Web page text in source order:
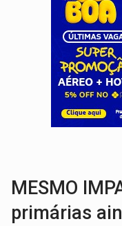
MESMO
primárias